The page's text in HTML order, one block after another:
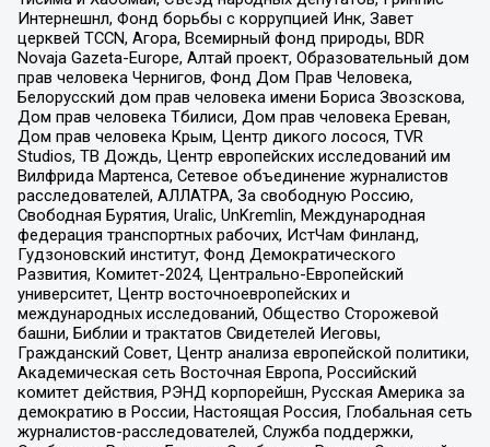
Интернешнл, Фонд борьбы с коррупцией Инк, Завет
церквей TCCN, Агора, Всемирный фонд природы, BDR
Novaja Gazeta-Europe, Алтай проект, Образовательный дом
прав человека Чернигов, Фонд Дом Прав Человека,
Белорусский дом прав человека имени Бориса Звозскова,
Дом прав человека Тбилиси, Дом прав человека Ереван,
Дом прав человека Крым, Центр дикого лосося, TVR
Studios, ТВ Дождь, Центр европейских исследований им
Вилфрида Мартенса, Сетевое объединение журналистов
расследователей, АЛЛАТРА, За свободную Россию,
Свободная Бурятия, Uralic, UnKremlin, Международная
федерация транспортных рабочих, ИстЧам Финланд,
Гудзоновский институт, Фонд Демократического
Развития, Комитет-2024, Центрально-Европейский
университет, Центр восточноевропейских и
международных исследований, Общество Сторожевой
башни, Библии и трактатов Свидетелей Иеговы,
Гражданский Совет, Центр анализа европейской политики,
Академическая сеть Восточная Европа, Российский
комитет действия, РЭНД корпорейшн, Русская Америка за
демократию в России, Настоящая Россия, Глобальная сеть
журналистов-расследователей, Служба поддержки,